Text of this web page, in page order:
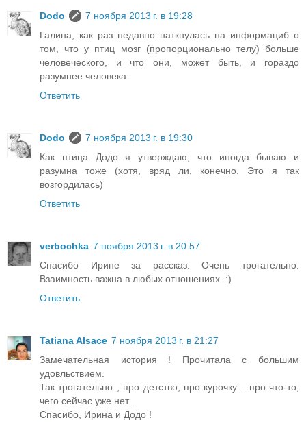
Dodo
7 ноября 2013 г. в 19:28
Галина, как раз недавно наткнулась на информациб о
том, что у птиц мозг (пропорционально телу) больше
человеческого, и что они, может быть, и гораздо
разумнее человека.
Ответить
Dodo
7 ноября 2013 г. в 19:30
Как птица Додо я утверждаю, что иногда бываю и
разумна тоже (хотя, вряд ли, конечно. Это я так
возгордилась)
Ответить
verbochka 7 ноября 2013 г. в 20:57
Спасибо Ирине за рассказ. Очень трогательно.
Взаимность важна в любых отношениях. :)
Ответить
Tatiana Alsace 7 ноября 2013 г. в 21:27
Замечательная история ! Прочитала с большим
удовльствием.
Так трогательно , про детство, про курочку ...про что-то,
чего сейчас уже нет...
Спасибо, Ирина и Додо !